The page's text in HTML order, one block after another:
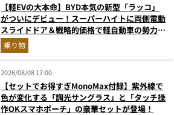
【軽EVの大本命】BYD本気の新型「ラッコ」
がついにデビュー！スーパーハイトに両側電動
スライドドア＆戦略的価格で軽自動車の勢力図
はどうなる？
乗り物
2026/08/08 17:00
【セットでお得すぎMonoMax付録】紫外線で
色が変化する「調光サングラス」と「タッチ操
作OKスマホポーチ」の豪華セットが登場！